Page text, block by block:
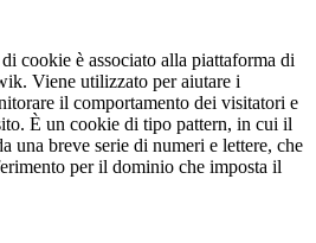
cookie è associato alla piattaforma di
Viene utilizzato per aiutare i
il comportamento dei visitatori e
È un cookie di tipo pattern, in cui il
una breve serie di numeri e lettere, che
per il dominio che imposta il